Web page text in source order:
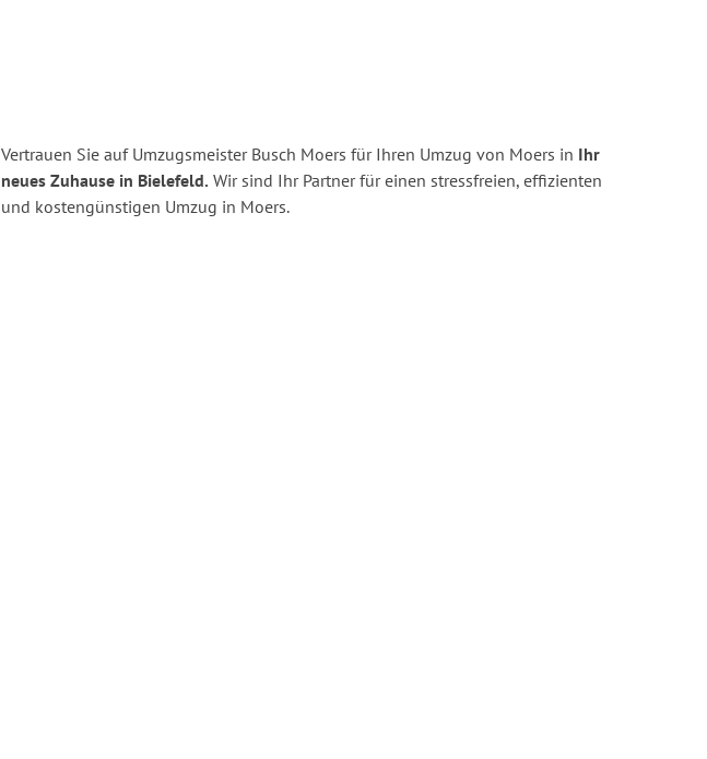
Vertrauen Sie auf Umzugsmeister Busch Moers für Ihren Umzug von Moers in Ihr
neues Zuhause in Bielefeld. Wir sind Ihr Partner für einen stressfreien, effizienten
und kostengünstigen Umzug in Moers.